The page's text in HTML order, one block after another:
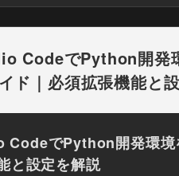
CodeでPython開発
イド｜必須拡張機能と
でPython開発環境
と設定を解説